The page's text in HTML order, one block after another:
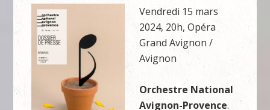
Vendredi 15 mars
2024, 20h, Opéra
Grand Avignon /
Avignon
Orchestre National
Avignon-Provence.